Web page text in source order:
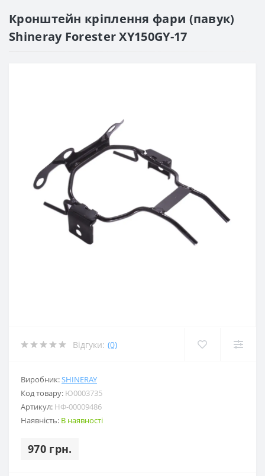
Кронштейн кріплення фари (павук)
Shineray Forester XY150GY-17
Відгуки: (0)
Виробник:SHINERAY
Код товару: Ю0003735
Артикул: НФ-00009486
Наявність: В наявності
970 грн.